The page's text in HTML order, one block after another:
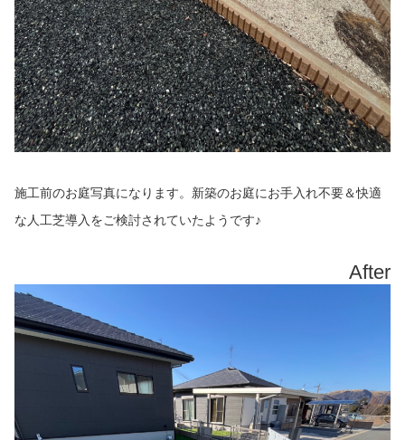
施工前のお庭写真になります。新築のお庭にお手入れ不要＆快適
な人工芝導入をご検討されていたようです♪
After